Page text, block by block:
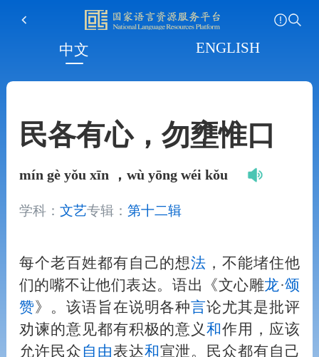
中文 ENGLISH
民各有心，勿壅惟口
mín gè yǒu xīn ，wù yōng wéi kǒu
学科： 文艺专辑： 第十二辑
每个老百姓都有自己的想法 ，不能堵住他
们的嘴不让他们表达。语出《文心雕龙·颂
赞》。该语旨在说明各种言论尤其是批评
劝谏的意见都有积极的意义和作用，应该
允许民众自由表达和宣泄。民众都有自己